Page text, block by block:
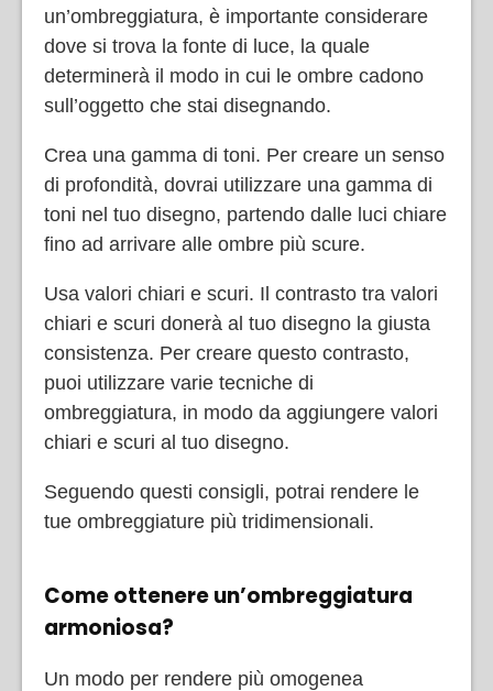
un’ombreggiatura, è importante considerare
dove si trova la fonte di luce, la quale
determinerà il modo in cui le ombre cadono
sull’oggetto che stai disegnando.
Crea una gamma di toni. Per creare un senso
di profondità, dovrai utilizzare una gamma di
toni nel tuo disegno, partendo dalle luci chiare
fino ad arrivare alle ombre più scure.
Usa valori chiari e scuri. Il contrasto tra valori
chiari e scuri donerà al tuo disegno la giusta
consistenza. Per creare questo contrasto,
puoi utilizzare varie tecniche di
ombreggiatura, in modo da aggiungere valori
chiari e scuri al tuo disegno.
Seguendo questi consigli, potrai rendere le
tue ombreggiature più tridimensionali.
Come ottenere un’ombreggiatura
armoniosa?
Un modo per rendere più omogenea